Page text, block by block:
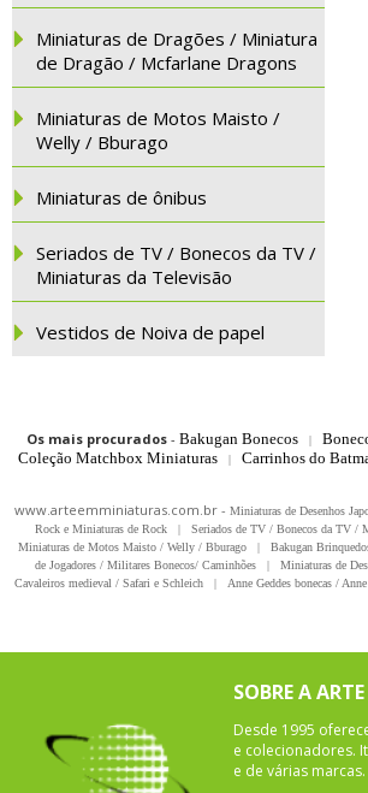
Miniaturas de Dragões / Miniatura
de Dragão / Mcfarlane Dragons
Miniaturas de Motos Maisto /
Welly / Bburago
Miniaturas de ônibus
Seriados de TV / Bonecos da TV /
Miniaturas da Televisão
Vestidos de Noiva de papel
Os mais procurados- Bakugan Bonecos |
Coleção Matchbox Miniaturas
| Carrinhos do
www.arteemminiaturas.com.br - Miniaturas de Desenhos
Rock e Miniaturas de Rock
| Seriados de TV / Bonecos da TV /
Miniaturas de Motos Maisto / Welly / Bburago
| Bakugan
de Jogadores / Militares Bonecos/ Caminhões
|
Miniaturas de
Cavaleiros medieval / Safari e Schleich
| Anne Geddes bonecas /
SOBRE A
Desde 1995
e colecionadores.
e de várias